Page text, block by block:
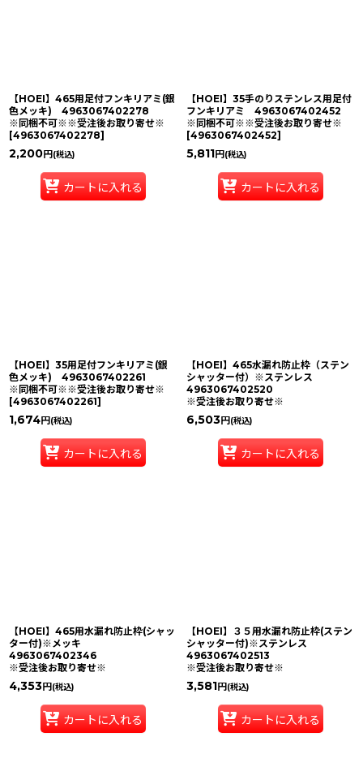
【HOEI】465用足付フンキリアミ(銀
色メッキ) 4963067402278
※同梱不可※※受注後お取り寄せ※
[4963067402278]
2,200円 (税込)
カートに入れる
【HOEI】35手のりステンレス用足付
フンキリアミ 4963067402452
※同梱不可※※受注後お取り寄せ※
[4963067402452]
5,811円 (税込)
カートに入れる
【HOEI】35用足付フンキリアミ(銀
色メッキ) 4963067402261
※同梱不可※※受注後お取り寄せ※
[4963067402261]
1,674円 (税込)
カートに入れる
【HOEI】465水漏れ防止枠（ステン
シャッター付）※ステンレス
4963067402520
※受注後お取り寄せ※
6,503円 (税込)
カートに入れる
【HOEI】465用水漏れ防止枠(シャッ
ター付)※メッキ
4963067402346
※受注後お取り寄せ※
4,353円 (税込)
カートに入れる
【HOEI】３５用水漏れ防止枠(ステン
シャッター付)※ステンレス
4963067402513
※受注後お取り寄せ※
3,581円 (税込)
カートに入れる